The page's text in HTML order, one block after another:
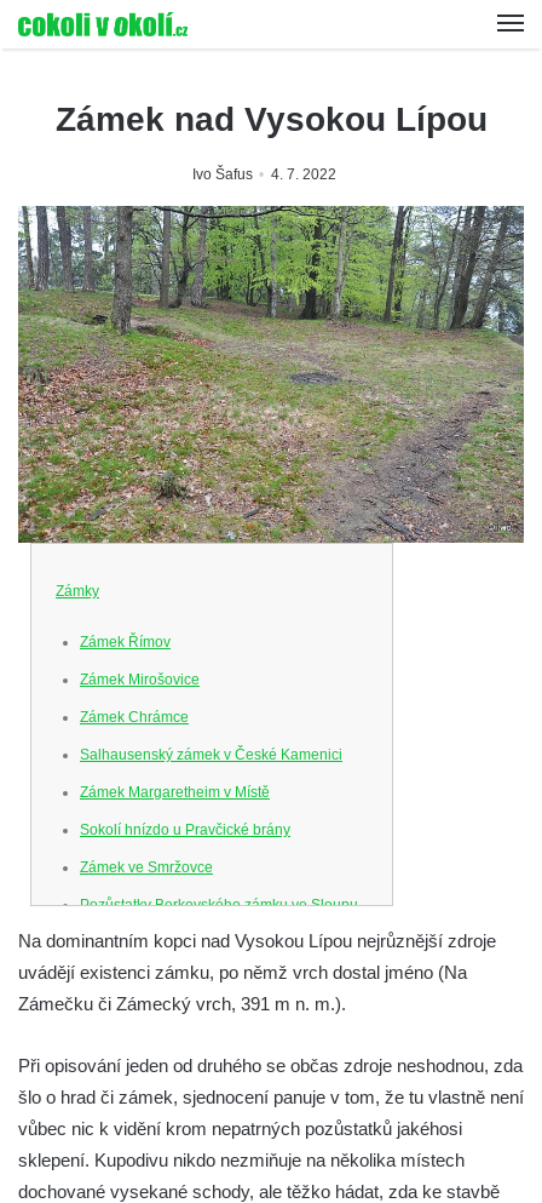
Zámek nad Vysokou Lípou
Ivo Šafus 4. 7. 2022
Zámky
Zámek Římov
Zámek Mirošovice
Zámek Chrámce
Salhausenský zámek v České Kamenici
Zámek Margaretheim v Místě
Sokolí hnízdo u Pravčické brány
Zámek ve Smržovce
Pozůstatky Berkovského zámku ve Sloupu
v Čechách
Letohrádek Ostrov
Horní zámek Teplice nad Metují
Zámek Teplice
Zámek Bílina
Na dominantním kopci nad Vysokou Lípou nejrůznější zdroje
uvádějí existenci zámku, po němž vrch dostal jméno (Na
Zámečku či Zámecký vrch, 391 m n. m.).
Při opisování jeden od druhého se občas zdroje neshodnou, zda
šlo o hrad či zámek, sjednocení panuje v tom, že tu vlastně není
vůbec nic k vidění krom nepatrných pozůstatků jakéhosi
sklepení. Kupodivu nikdo nezmiňuje na několika místech
dochované vysekané schody, ale těžko hádat, zda ke stavbě